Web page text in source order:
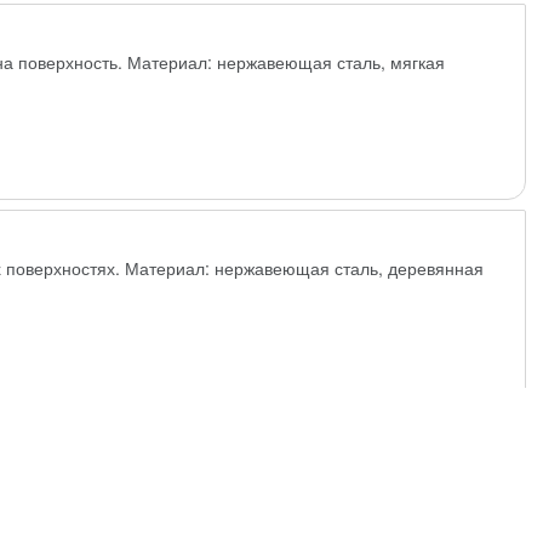
поверхность. Материал: нержавеющая сталь, мягкая
Материал: нержавеющая сталь, деревянная